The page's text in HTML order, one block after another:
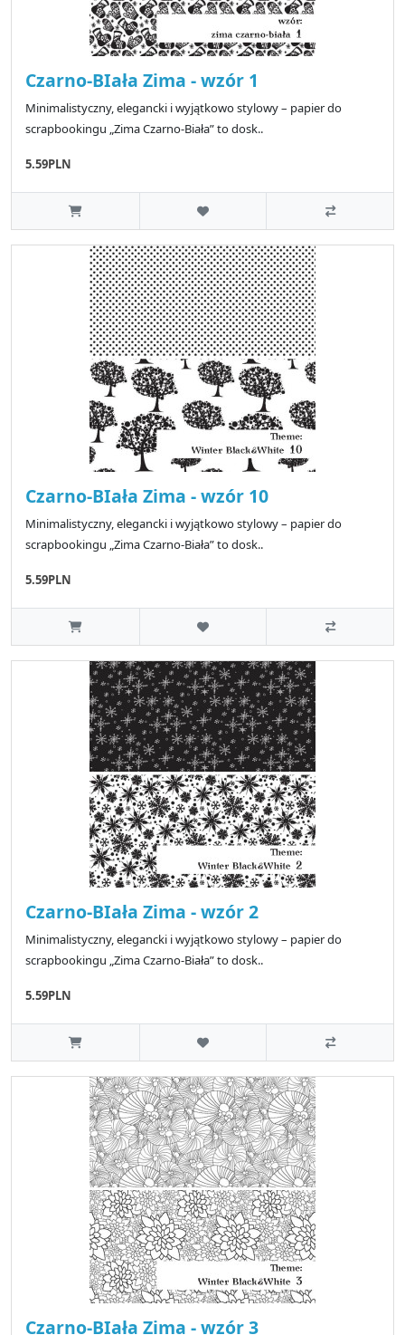
Czarno-BIała Zima - wzór 1
Minimalistyczny, elegancki i wyjątkowo stylowy – papier do
scrapbookingu „Zima Czarno-Biała” to dosk..
5.59PLN
Czarno-BIała Zima - wzór 10
Minimalistyczny, elegancki i wyjątkowo stylowy – papier do
scrapbookingu „Zima Czarno-Biała” to dosk..
5.59PLN
Czarno-BIała Zima - wzór 2
Minimalistyczny, elegancki i wyjątkowo stylowy – papier do
scrapbookingu „Zima Czarno-Biała” to dosk..
5.59PLN
Czarno-BIała Zima - wzór 3